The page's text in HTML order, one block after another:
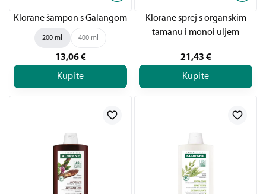
Klorane šampon s Galangom
200 ml 400 ml
13,06 €
Kupite
Klorane sprej s organskim
tamanu i monoi uljem
21,43 €
Kupite